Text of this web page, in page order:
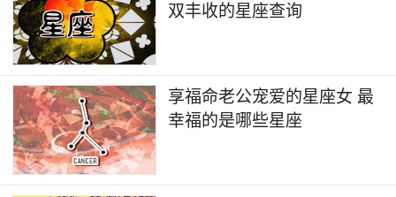
双丰收的星座查询
享福命老公宠爱的星座女 最
幸福的是哪些星座